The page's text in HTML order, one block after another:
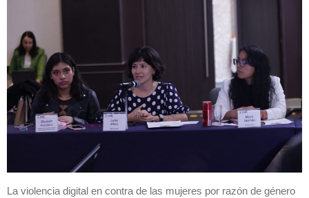
La violencia digital en contra de las mujeres por razón de género